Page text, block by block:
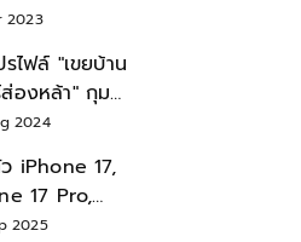
ห่งชาติ หลังมี
2023
รไฟล์ "เขยบ้าน
องหล้า" กุม
นธุรกิจตระกูล
"
2024
iPhone 17,
17 Pro,
17 Air สเปค
2025